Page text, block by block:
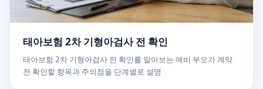
태아보험 2차 기형아검사 전 확인
태아보험 2차 기형아검사 전 확인를 알아보는 예비 부모가 계약
전 확인할 항목과 주의점을 단계별로 설명